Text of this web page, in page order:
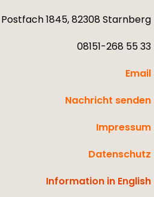
Postfach 1845, 82308 Starnberg
08151-268 55 33
Email
Nachricht senden
Impressum
Datenschutz
Information in English